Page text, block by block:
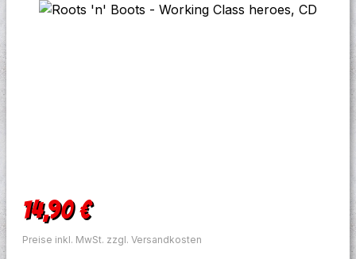
Bildergalerie überspringen
Regulärer Preis:
14,90 €
Preise inkl. MwSt. zzgl. Versandkosten